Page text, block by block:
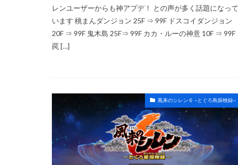
レンユーザーからも神アプデ！ との声が多く話題になって
います 桃まんダンジョン 25F ⇒ 99F ドスコイダンジョン
20F ⇒ 99F 鬼木島 25F⇒ 99F カカ・ルーの神意 10F ⇒ 99F
罠 […]
風来のシレン６ ~とぐろ島探検録~